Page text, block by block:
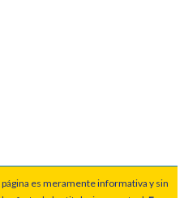
es meramente informativa y sin